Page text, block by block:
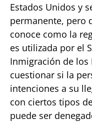
Estados Unidos y
permanente, pero
conoce como la
es utilizada por el
Inmigración de los
cuestionar si la
intenciones a su
con ciertos tipos
puede ser